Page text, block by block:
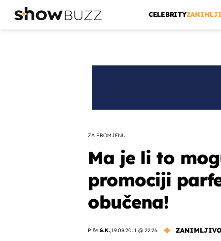
CELEBRITY
ZA PROMJENU
Ma je li to
promociji
obučena!
Piše S.K.,19.08.2011 @ 22:26